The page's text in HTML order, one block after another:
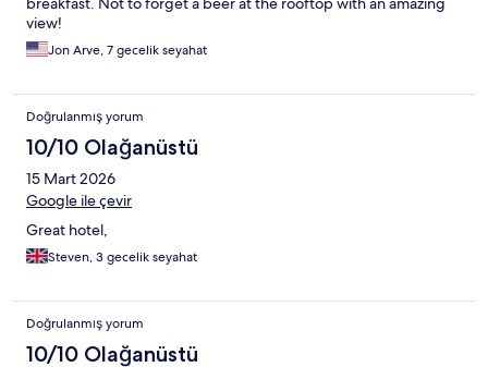
view!
Jon Arve, 7 gecelik seyahat
Doğrulanmış yorum
10/10 Olağanüstü
15 Mart 2026
Google ile çevir
Great hotel,
Steven, 3 gecelik seyahat
Doğrulanmış yorum
10/10 Olağanüstü